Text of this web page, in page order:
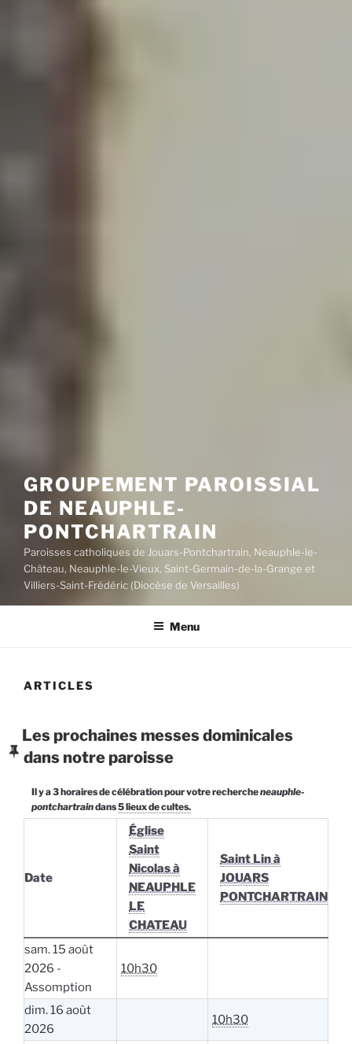
GROUPEMENT PAROISSIAL
DE NEAUPHLE-
PONTCHARTRAIN
Paroisses catholiques de Jouars-Pontchartrain, Neauphle-le-
Château, Neauphle-le-Vieux, Saint-Germain-de-la-Grange et
Villiers-Saint-Frédéric (Diocèse de Versailles)
Menu
ARTICLES
Les prochaines messes dominicales
dans notre paroisse
Il y a 3 horaires de célébration pour votre rechercheneauphle-
pontchartraindans5 lieux de cultes.
Date
Église
Saint
Nicolas à
NEAUPHLE
LE
CHATEAU
Saint Lin à
JOUARS
PONTCHARTRAIN
sam. 15 août
2026 -
Assomption
10h30
dim. 16 août
2026
10h30